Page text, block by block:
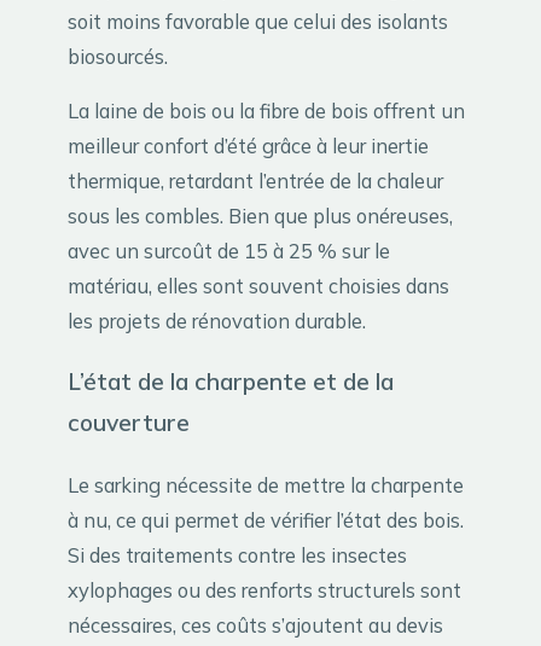
soit moins favorable que celui des isolants
biosourcés.
La laine de bois ou la fibre de bois offrent un
meilleur confort d’été grâce à leur inertie
thermique, retardant l’entrée de la chaleur
sous les combles. Bien que plus onéreuses,
avec un surcoût de 15 à 25 % sur le
matériau, elles sont souvent choisies dans
les projets de rénovation durable.
L’état de la charpente et de la
couverture
Le sarking nécessite de mettre la charpente
à nu, ce qui permet de vérifier l’état des bois.
Si des traitements contre les insectes
xylophages ou des renforts structurels sont
nécessaires, ces coûts s’ajoutent au devis